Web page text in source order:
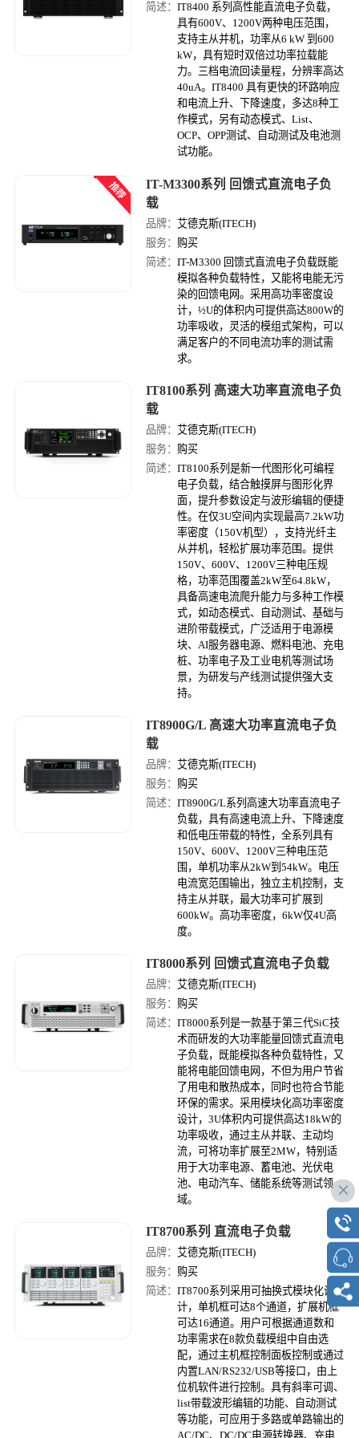
简述：IT8400 系列高性能直流电子负载，
具有600V、1200V两种电压范围，
支持主从并机，功率从6 kW 到600
kW，具有短时双倍过功率拉载能
力。三档电流回读量程，分辨率高达
40uA。IT8400 具有更快的环路响应
和电流上升、下降速度，多达8种工
作模式，另有动态模式、List、
OCP、OPP测试、自动测试及电池测
试功能。
IT-M3300系列 回馈式直流电子负
载
品牌：艾德克斯(ITECH)
服务： 购买
简述：IT-M3300 回馈式直流电子负载既能
模拟各种负载特性，又能将电能无污
染的回馈电网。采用高功率密度设
计，½U的体积内可提供高达800W的
功率吸收，灵活的模组式架构，可以
满足客户的不同电流功率的测试需
求。
IT8100系列 高速大功率直流电子负
载
品牌：艾德克斯(ITECH)
服务： 购买
简述：IT8100系列是新一代图形化可编程
电子负载，结合触摸屏与图形化界
面，提升参数设定与波形编辑的便捷
性。在仅3U空间内实现最高7.2kW功
率密度（150V机型），支持光纤主
从并机，轻松扩展功率范围。提供
150V、600V、1200V三种电压规
格，功率范围覆盖2kW至64.8kW，
具备高速电流爬升能力与多种工作模
式，如动态模式、自动测试、基础与
进阶带载模式，广泛适用于电源模
块、AI服务器电源、燃料电池、充电
桩、功率电子及工业电机等测试场
景，为研发与产线测试提供强大支
持。
IT8900G/L 高速大功率直流电子负
载
品牌：艾德克斯(ITECH)
服务： 购买
简述：IT8900G/L系列高速大功率直流电子
负载，具有高速电流上升、下降速度
和低电压带载的特性，全系列具有
150V、600V、1200V三种电压范
围，单机功率从2kW到54kW。电压
电流宽范围输出，独立主机控制，支
持主从并联，最大功率可扩展到
600kW。高功率密度，6kW仅4U高
度。
IT8000系列 回馈式直流电子负载
品牌：艾德克斯(ITECH)
服务： 购买
简述：IT8000系列是一款基于第三代SiC技
术而研发的大功率能量回馈式直流电
子负载，既能模拟各种负载特性，又
能将电能回馈电网，不但为用户节省
了用电和散热成本，同时也符合节能
环保的需求。采用模块化高功率密度
设计，3U体积内可提供高达18kW的
功率吸收，通过主从并联、主动均
流，可将功率扩展至2MW，特别适
用于大功率电源、蓄电池、光伏电
池、电动汽车、储能系统等测试领
域。
IT8700系列 直流电子负载
品牌：艾德克斯(ITECH)
服务： 购买
简述：IT8700系列采用可抽换式模块化设
计，单机框可达8个通道，扩展机框
可达16通道。用户可根据通道数和
功率需求在8款负载模组中自由选
配，通过主机框控制面板控制或通过
内置LAN/RS232/USB等接口，由上
位机软件进行控制。具有斜率可调、
list带载波形编辑的功能、自动测试
等功能，可应用于多路或单路输出的
AC/DC、DC/DC电源转换器、充电